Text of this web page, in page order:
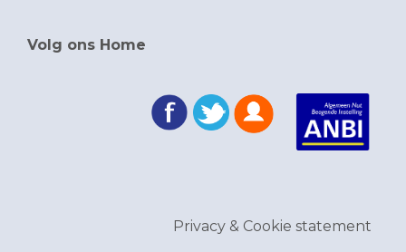
Volg ons Home
Privacy & Cookie statement